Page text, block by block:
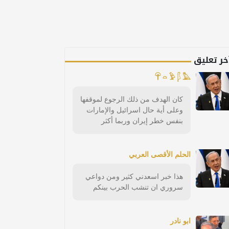
تعليق
𓋺 𓏏 𓅱 𓆄 𓅓
كان الهدف من ذلك الرجوع لموقفها
وعلى أية حال اسرائيل والإمارات
بنفس خطر إيران وربما أكثر
الحلم الأقصى العربي
هذا خبر اسعدني كثير ومن دواعي
سروري ان تنشب الحرب بينكم
ابو نادر